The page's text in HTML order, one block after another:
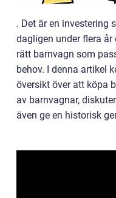
. Det är en investering
dagligen under flera
rätt barnvagn som
behov. I denna artikel
översikt över att köpa
av barnvagnar,
även ge en historisk